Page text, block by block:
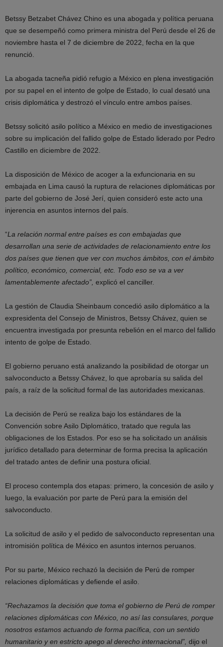
Betssy Betzabet Chávez Chino es una abogada y política peruana
que se desempeñó como primera ministra del Perú desde el 26 de
noviembre hasta el 7 de diciembre de 2022, fecha en la que
renunció.
La abogada tacneña pidió refugio a México en plena investigación
por su papel en el intento de golpe de Estado, lo cual desató una
crisis diplomática y destrozó el vínculo entre ambos países.
Betssy solicitó asilo político a México en medio de investigaciones
sobre su implicación del fallido golpe de Estado liderado por Pedro
Castillo en diciembre de 2022.
La disposición de México de acoger a la exfuncionaria en su
embajada en Lima causó la ruptura de relaciones diplomáticas por
parte del gobierno de José Jerí, quien consideró este acto una
injerencia en asuntos internos del país.
“La relación normal entre países es con embajadas que
desarrollan una serie de actividades de relacionamiento entre los
dos países que tienen que ver con muchos ámbitos, con el ámbito
político, económico, comercial, etc. Todo eso se va a ver
lamentablemente afectado”, explicó el canciller.
La gestión de Claudia Sheinbaum concedió asilo diplomático a la
expresidenta del Consejo de Ministros, Betssy Chávez, quien se
encuentra investigada por presunta rebelión en el marco del fallido
intento de golpe de Estado.
El gobierno peruano está analizando la posibilidad de otorgar un
salvoconducto a Betssy Chávez, lo que aprobaría su salida del
país, a raíz de la solicitud formal de las autoridades mexicanas.
La decisión de Perú se realiza bajo los estándares de la
Convención sobre Asilo Diplomático, tratado que regula las
obligaciones de los Estados. Por eso se ha solicitado un análisis
jurídico detallado para determinar de forma precisa la aplicación
del tratado antes de definir una postura oficial.
El proceso contempla dos etapas: primero, la concesión de asilo y
luego, la evaluación por parte de Perú para la emisión del
salvoconducto.
La solicitud de asilo y el pedido de salvoconducto representan una
intromisión política de México en asuntos internos peruanos.
Por su parte, México rechazó la decisión de Perú de romper
relaciones diplomáticas y defiende el asilo.
“Rechazamos la decisión que toma el gobierno de Perú de romper
relaciones diplomáticas con México, no así las consulares, porque
nosotros estamos actuando de forma pacífica, con un sentido
humanitario y en estricto apego al derecho internacional”, dijo el